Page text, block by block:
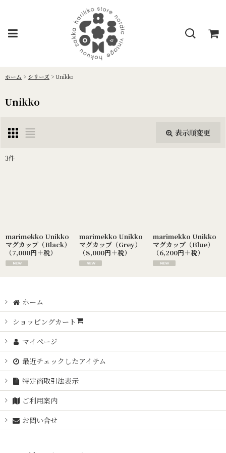
ホーム > シリーズ > Unikko
Unikko
表示順変更
絞り込む
3件
marimekko Unikko
マグカップ（Black）
（7,000円＋税）
marimekko Unikko
マグカップ（Grey）
（8,000円＋税）
marimekko Unikko
マグカップ（Blue）
（6,200円＋税）
ホーム
ショッピングカート
マイページ
最近チェックしたアイテム
特定商取引法表示
ご利用案内
お問い合せ